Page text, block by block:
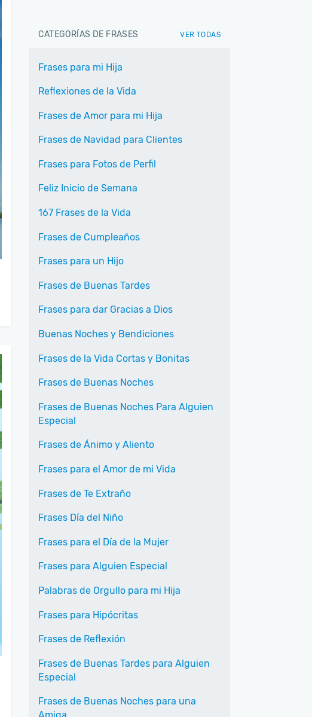
CATEGORÍAS DE FRASES VER TODAS
Frases para mi Hija
Reflexiones de la Vida
Frases de Amor para mi Hija
Frases de Navidad para Clientes
Frases para Fotos de Perfil
Feliz Inicio de Semana
167 Frases de la Vida
Frases de Cumpleaños
Frases para un Hijo
Frases de Buenas Tardes
Frases para dar Gracias a Dios
Buenas Noches y Bendiciones
Frases de la Vida Cortas y Bonitas
Frases de Buenas Noches
Frases de Buenas Noches Para Alguien
Especial
Frases de Ánimo y Aliento
Frases para el Amor de mi Vida
Frases de Te Extraño
Frases Día del Niño
Frases para el Día de la Mujer
Frases para Alguien Especial
Palabras de Orgullo para mi Hija
Frases para Hipócritas
Frases de Reflexión
Frases de Buenas Tardes para Alguien
Especial
Frases de Buenas Noches para una